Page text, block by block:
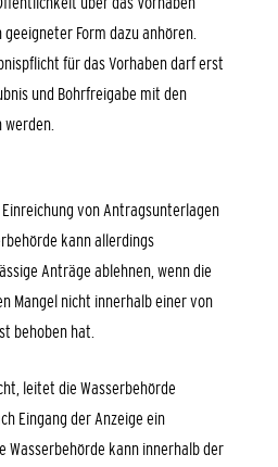
Form dazu anhören.
für das Vorhaben darf erst
und Bohrfreigabe mit den
von Antragsunterlagen
kann allerdings
Anträge ablehnen, wenn die
Mangel nicht innerhalb einer von
behoben hat.
leitet die Wasserbehörde
Eingang der Anzeige ein
Wasserbehörde kann innerhalb der